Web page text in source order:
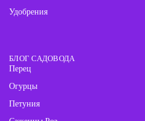
Удобрения
БЛОГ САДОВОДА
Перец
Огурцы
Петуния